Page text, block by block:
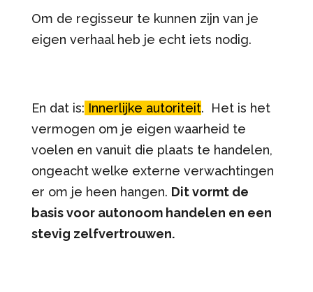
Om de regisseur te kunnen zijn van je
eigen verhaal heb je echt iets nodig.
En dat is: Innerlijke autoriteit. Het is het
vermogen om je eigen waarheid te
voelen en vanuit die plaats te handelen,
ongeacht welke externe verwachtingen
er om je heen hangen. Dit vormt de
basis voor autonoom handelen en een
stevig zelfvertrouwen.